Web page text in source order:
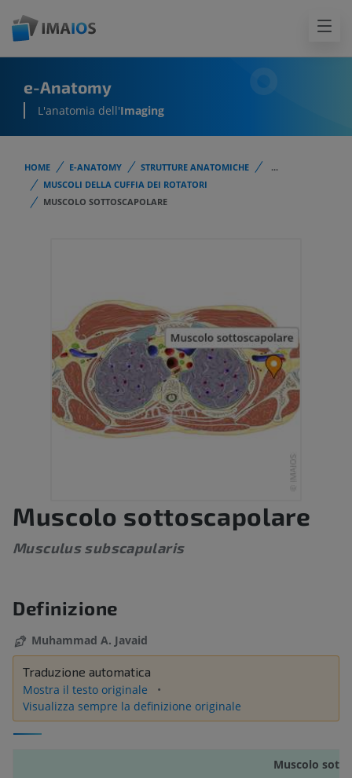
e-Anatomy
L'anatomia dell'Imaging
HOME E-ANATOMY STRUTTURE ANATOMICHE
...
MUSCOLI DELLA CUFFIA DEI ROTATORI
MUSCOLO SOTTOSCAPOLARE
Muscolo sottoscapolare
Musculus subscapularis
Definizione
Muhammad A. Javaid
Traduzione automatica
Mostra il testo originale
Visualizza sempre la definizione originale
Muscolo